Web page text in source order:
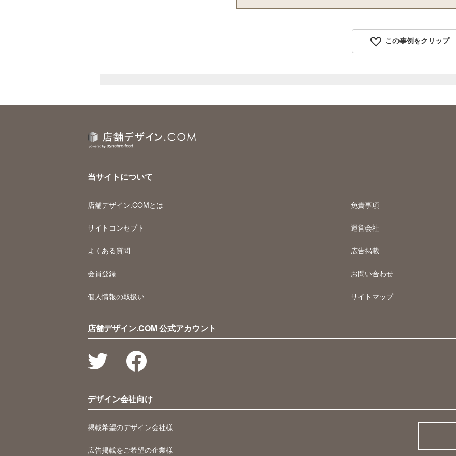
この事例をクリップ
当サイトについて
店舗デザイン.COMとは
サイトコンセプト
よくある質問
会員登録
個人情報の取扱い
免責事項
運営会社
広告掲載
お問い合わせ
サイトマップ
店舗デザイン.COM 公式アカウント
デザイン会社向け
掲載希望のデザイン会社様
広告掲載をご希望の企業様